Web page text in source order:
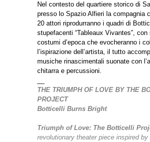
Nel contesto del quartiere storico di
presso lo Spazio Alfieri la compagnia
20 attori riprodurranno i quadri di
stupefacenti “Tableaux Vivantes”, con
costumi d’epoca che evocheranno i
l’ispirazione dell’artista, il tutto
musiche rinascimentali suonate con
chitarra e percussioni.
THE TRIUMPH OF LOVE BY THE
PROJECT
Botticelli Burns Bright
Triumph of Love: The Botticelli
revolutionary theater piece inspired by